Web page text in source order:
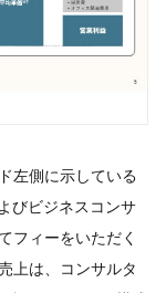
左側に示している
びビジネスコンサ
フィーをいただく
上は、コンサルタ